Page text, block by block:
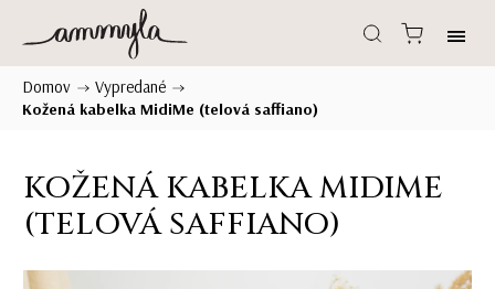
Domov / Vypredané /
Kožená kabelka MidiMe (telová saffiano)
KOŽENÁ KABELKA MIDIME
(TELOVÁ SAFFIANO)